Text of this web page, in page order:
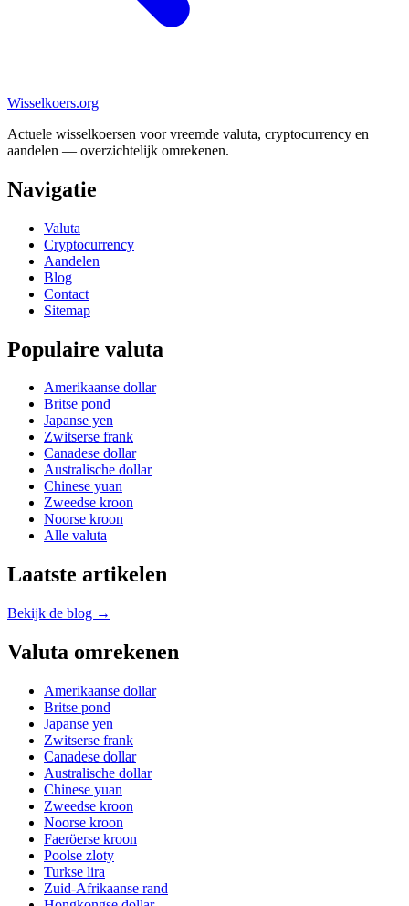
Wisselkoers.org
Actuele wisselkoersen voor vreemde valuta, cryptocurrency en
aandelen — overzichtelijk omrekenen.
Navigatie
Valuta
Cryptocurrency
Aandelen
Blog
Contact
Sitemap
Populaire valuta
Amerikaanse dollar
Britse pond
Japanse yen
Zwitserse frank
Canadese dollar
Australische dollar
Chinese yuan
Zweedse kroon
Noorse kroon
Alle valuta
Laatste artikelen
Bekijk de blog →
Valuta omrekenen
Amerikaanse dollar
Britse pond
Japanse yen
Zwitserse frank
Canadese dollar
Australische dollar
Chinese yuan
Zweedse kroon
Noorse kroon
Faeröerse kroon
Poolse zloty
Turkse lira
Zuid-Afrikaanse rand